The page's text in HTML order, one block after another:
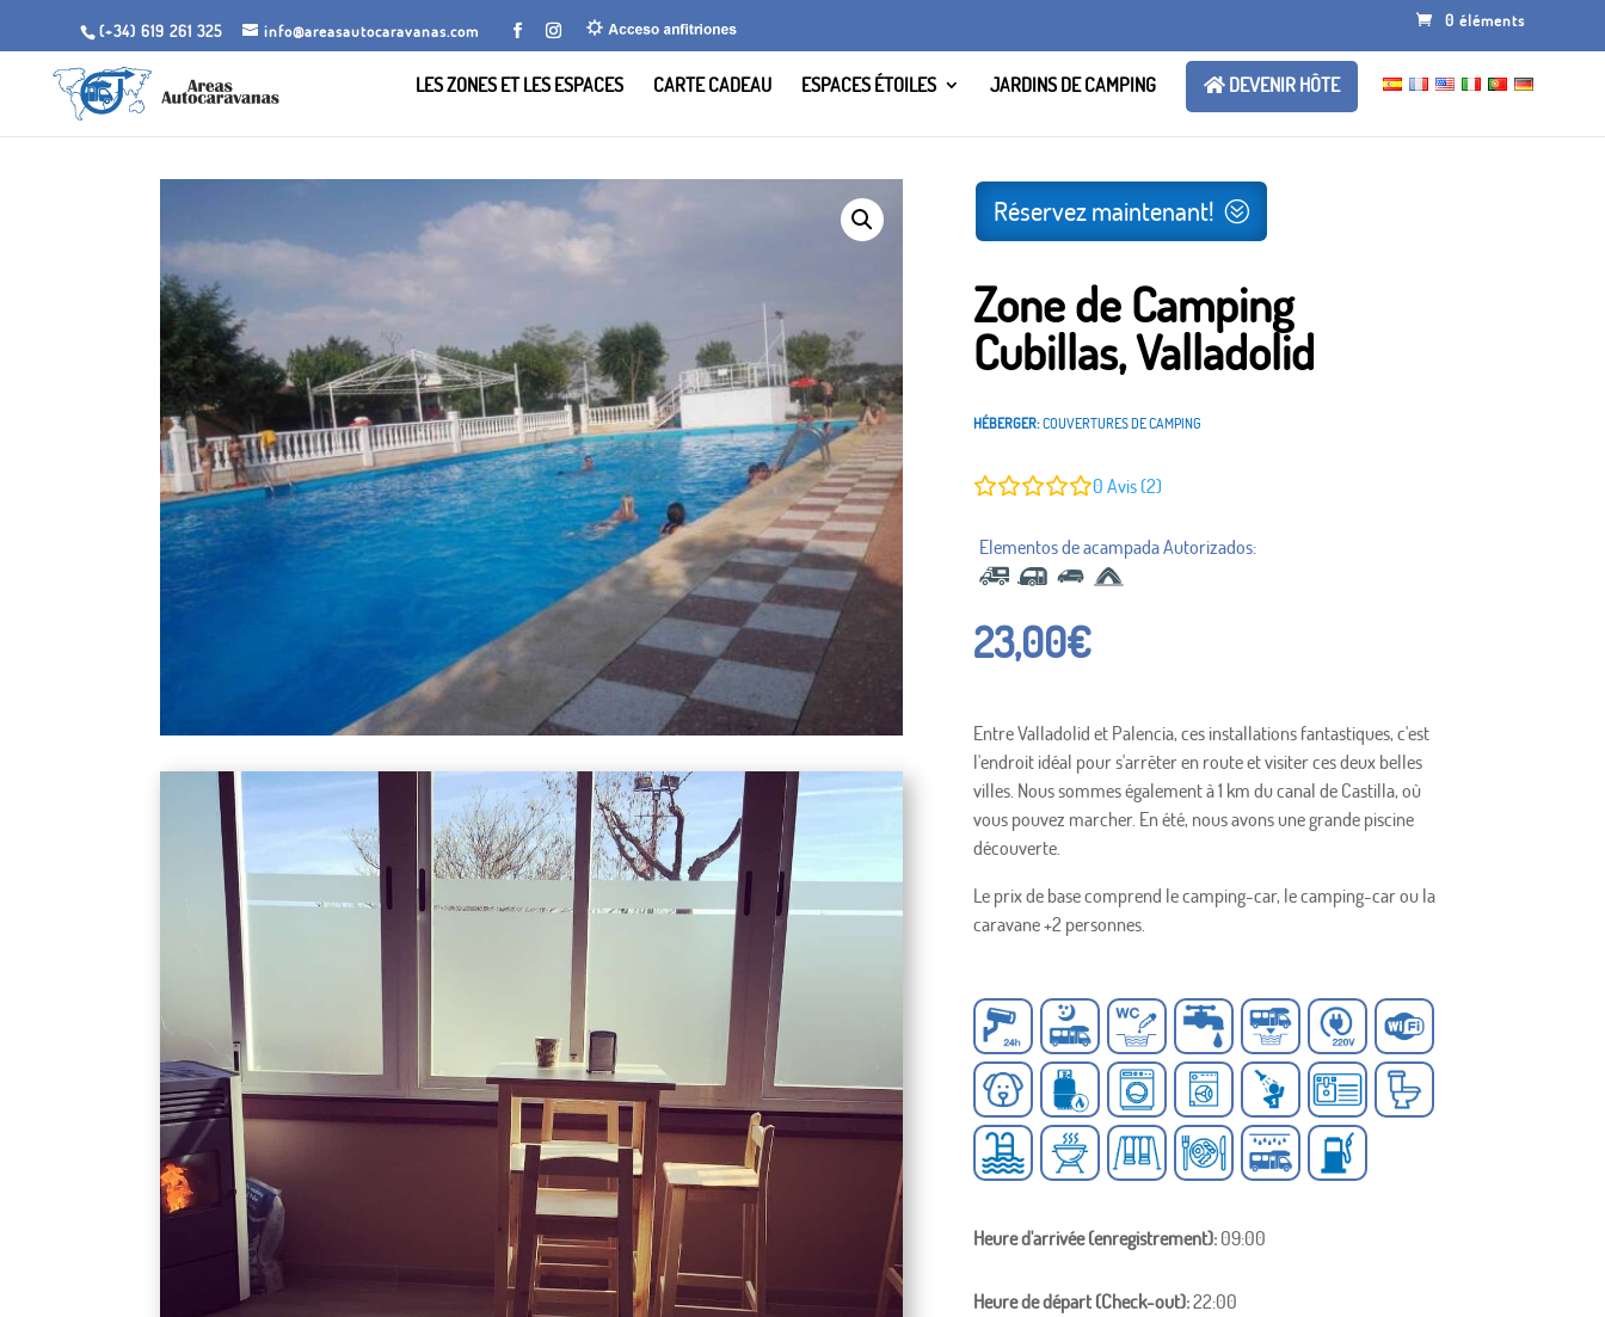
(+34) 619 261 325 info@areasautocaravanas.com
0 éléments
LES ZONES ET LES ESPACES CARTE CADEAU ESPACES ÉTOILES JARDINS DE CAMPING
DEVENIR HÔTE
Réservez maintenant!
Zone de Camping
Cubillas, Valladolid
HÉBERGER:COUVERTURES DE CAMPING
0 Avis (2)
23,00€
Entre Valladolid et Palencia, ces installations fantastiques, c'est
l'endroit idéal pour s'arrêter en route et visiter ces deux belles
villes. Nous sommes également à 1 km du canal de Castilla, où
vous pouvez marcher. En été, nous avons une grande piscine
découverte.
Le prix de base comprend le camping-car, le camping-car ou la
caravane +2 personnes.
Heure d'arrivée (enregistrement): 09:00
Heure de départ (Check-out):22:00